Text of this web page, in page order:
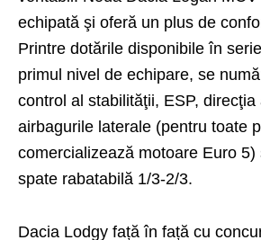
echipată şi oferă un plus de
Printre dotările disponibile în
primul nivel de echipare, se
control al stabilităţii, ESP, direcţia
airbagurile laterale (pentru toate
comercializează motoare Euro 5)
spate rabatabilă 1/3-2/3.
Dacia Lodgy față în față cu